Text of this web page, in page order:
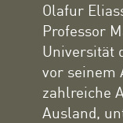
Olafur
Professor
Universität
vor seinem
zahlreiche
Ausland,